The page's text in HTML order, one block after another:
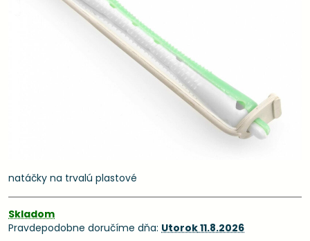
natáčky na trvalú plastové
Skladom
Pravdepodobne doručíme dňa: Utorok11.8.2026